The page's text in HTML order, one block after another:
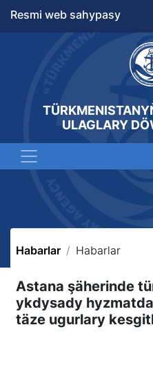
Resmi web sahypasy
ULAGLARY
Habarlar Habarlar
Astana şäherinde
ykdysady
täze ugurlary